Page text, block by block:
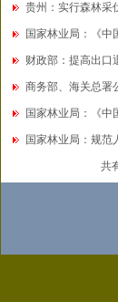
贵州：实行森林采
国家林业局：《中
财政部：提高出口
商务部、海关总署
国家林业局：《中
国家林业局：规范
共